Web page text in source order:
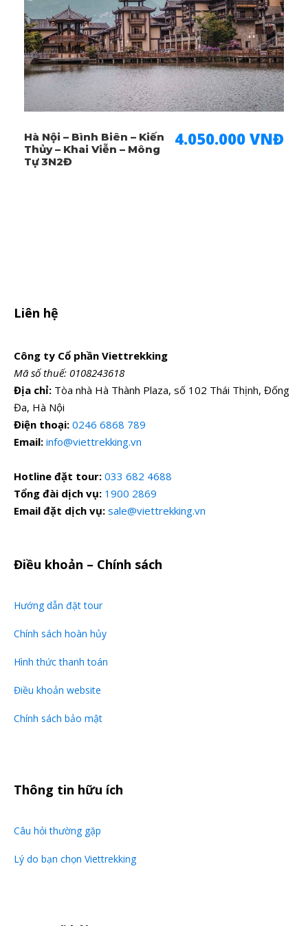
Dịch Vụ Bao Gồm
Vé máy bay khứ hồi Hà Nội – Trương Gia Giới –
Hà Nội (Hành lý 7kg xách tay, 20kg ký gửi)
Khách sạn 4* tiêu chuẩn Trung Quốc (02
Ăn các bữa theo chương trình.
đoàn).Visa vào Trung Quốc cho người Việt Nam
Hướng dẫn viên Tiếng Việt theo suốt hành trình
và HDV Tiếng Trung tại Trung Quốc.
Bảo hiểm du lịch.
Nước uống trên ô tô 1 chai/người/ngày.
Xe đón tiễn sân bay trong nước.
Chi phí làm hộ chiếu.
USD/người/ngày
Đồ uống tại các bữa ăn
Chi phí phòng đơn
Hóa đơn VAT
Hà Nội – Bình Biên – Kiến
Thủy – Khai Viễn – Mông
Tự 3N2Đ
4.050.000 VNĐ
Liên hệ
Công ty Cổ phần Viettrekking
Mã số thuế: 0108243618
Địa chỉ: Tòa nhà Hà Thành Plaza, số 102 Thái Thịnh, Đống
Đa, Hà Nội
Điện thoại: 0246 6868 789
Email: info@viettrekking.vn
Hotline đặt tour: 033 682 4688
Tổng đài dịch vụ: 1900 2869
Email đặt dịch vụ: sale@viettrekking.vn
Điều khoản – Chính sách
Hướng dẫn đặt tour
Chính sách hoàn hủy
Hình thức thanh toán
Điều khoản website
Chính sách bảo mật
Thông tin hữu ích
Câu hỏi thường gặp
Lý do bạn chọn Viettrekking